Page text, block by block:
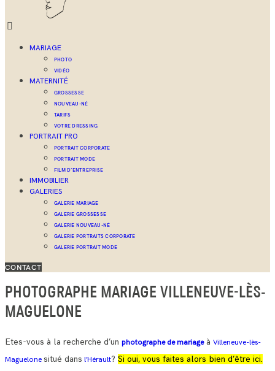
MARIAGE
PHOTO
VIDÉO
MATERNITÉ
GROSSESSE
NOUVEAU-NÉ
TARIFS
VOTRE DRESSING
PORTRAIT PRO
PORTRAIT CORPORATE
PORTRAIT MODE
FILM D’ENTREPRISE
IMMOBILIER
GALERIES
GALERIE MARIAGE
GALERIE GROSSESSE
GALERIE NOUVEAU-NÉ
GALERIE PORTRAITS CORPORATE
GALERIE PORTRAIT MODE
CONTACT
PHOTOGRAPHE MARIAGE VILLENEUVE-LÈS-
MAGUELONE
Etes-vous à la recherche d’un photographe de mariageà Villeneuve-lès-
Maguelone situé dans l’Hérault? Si oui, vous faites alors bien d’être ici.